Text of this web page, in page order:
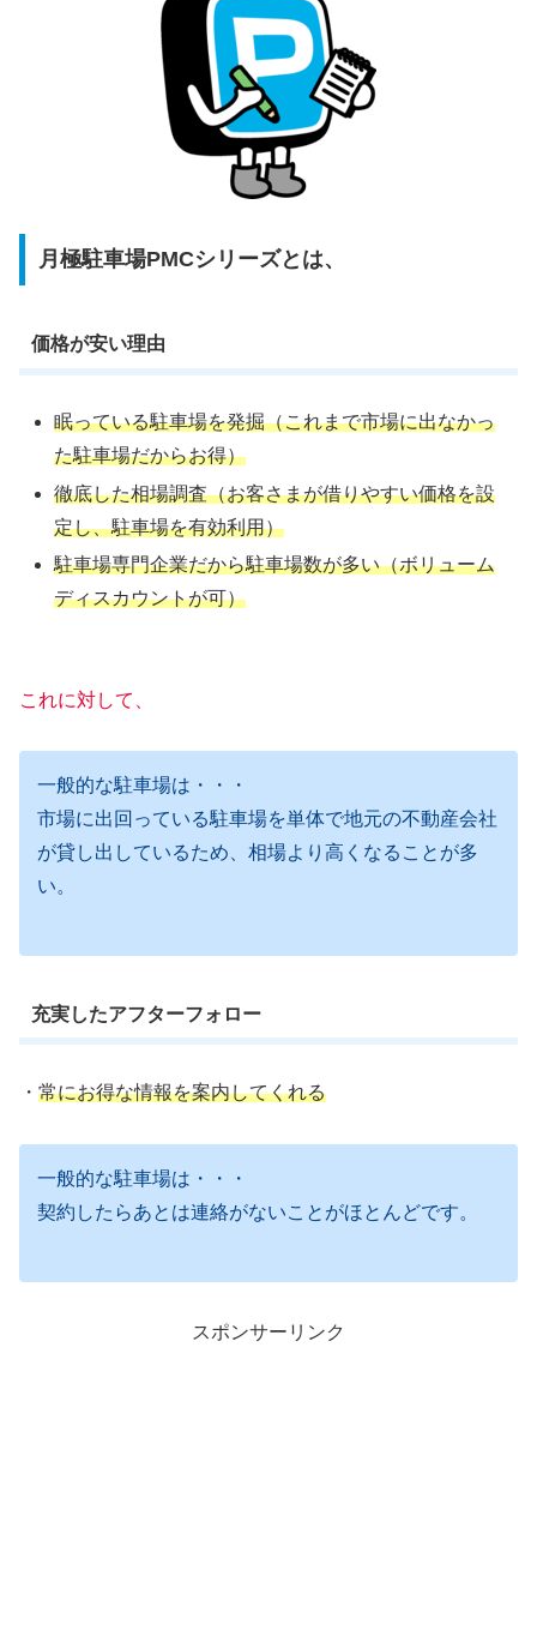
月極駐車場PMCシリーズとは、
価格が安い理由
眠っている駐車場を発掘（これまで市場に出なかっ
た駐車場だからお得）
徹底した相場調査（お客さまが借りやすい価格を設
定し、駐車場を有効利用）
駐車場専門企業だから駐車場数が多い（ボリューム
ディスカウントが可）
これに対して、
一般的な駐車場は・・・
市場に出回っている駐車場を単体で地元の不動産会社
が貸し出しているため、相場より高くなることが多
い。
充実したアフターフォロー
・ 常にお得な情報を案内してくれる
一般的な駐車場は・・・
契約したらあとは連絡がないことがほとんどです。
スポンサーリンク